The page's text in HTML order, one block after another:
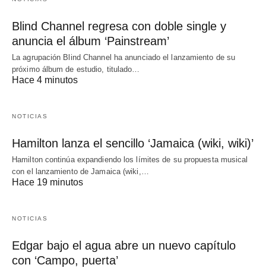
Blind Channel regresa con doble single y
anuncia el álbum ‘Painstream’
La agrupación Blind Channel ha anunciado el lanzamiento de su
próximo álbum de estudio, titulado…
Hace 4 minutos
NOTICIAS
Hamilton lanza el sencillo ‘Jamaica (wiki, wiki)’
Hamilton continúa expandiendo los límites de su propuesta musical
con el lanzamiento de Jamaica (wiki,…
Hace 19 minutos
NOTICIAS
Edgar bajo el agua abre un nuevo capítulo
con ‘Campo, puerta’